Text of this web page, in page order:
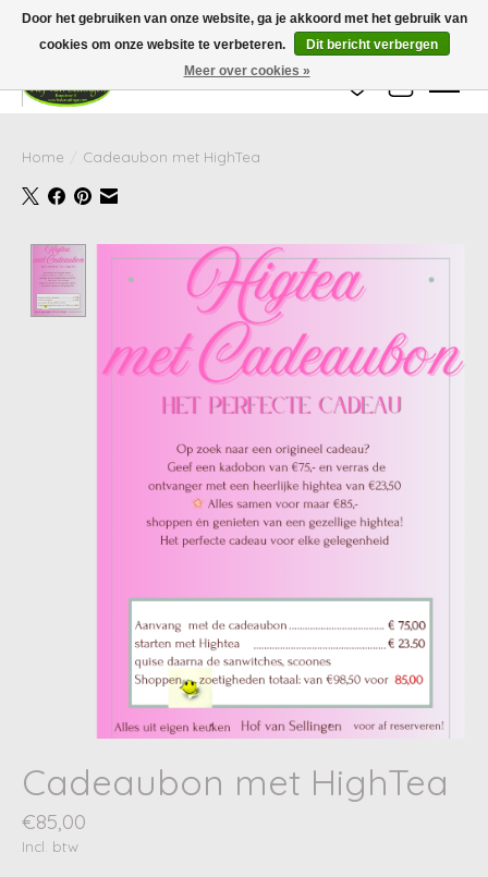
Wij zijn gesloten van 24 december tot en met 25 januari. Houd er rekening mee
dat de levertijd van uw bestelling in deze periode langer kan zijn dan
gebruikelijk.
Verlanglijst
Home Cadeaubon met HighTea
Product image slideshow Items
Cadeaubon met HighTea
€85,00
Incl. btw
Door het gebruiken van onze website, ga je akkoord met het gebruik van
cookies om onze website te verbeteren.
Dit bericht verbergen
Meer over cookies »